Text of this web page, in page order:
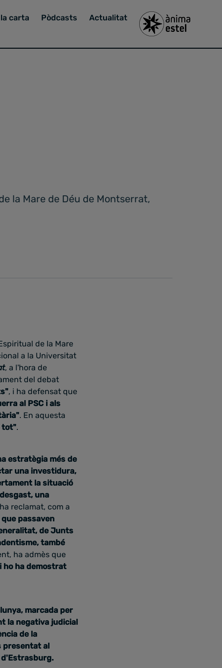
carta Pòdcasts Actualitat
la Mare de Déu de Montserrat,
de la Mare
a la Universitat
, a l'hora de
del debat
, i ha defensat que
al PSC i als
. En aquesta
tot".
estratègia més de
una investidura,
la situació
una
ha reclamat, com a
passaven
de Junts
també
ha admès que
ho ha demostrat
marcada per
la negativa judicial
de la
presentat al
d'Estrasburg.